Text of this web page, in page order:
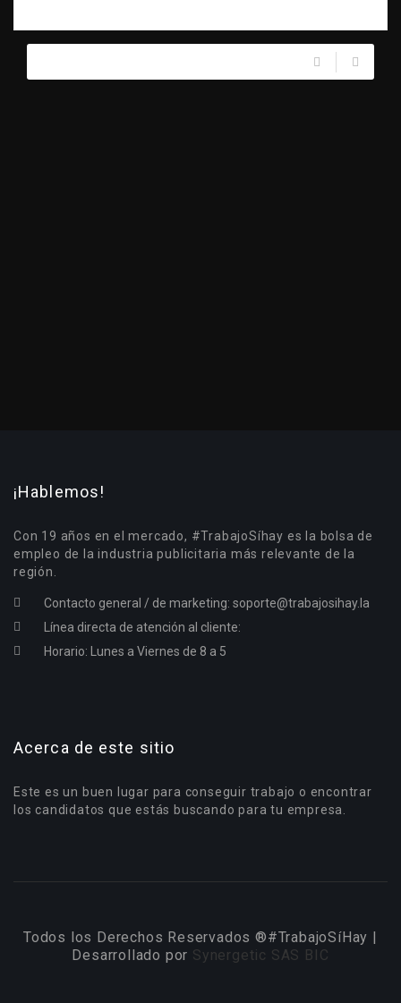
¡Hablemos!
Con 19 años en el mercado, #TrabajoSíhay es la bolsa de
empleo de la industria publicitaria más relevante de la
región.
Contacto general / de marketing: soporte@trabajosihay.la
Línea directa de atención al cliente:
Horario: Lunes a Viernes de 8 a 5
Acerca de este sitio
Este es un buen lugar para conseguir trabajo o encontrar
los candidatos que estás buscando para tu empresa.
Todos los Derechos Reservados ®#TrabajoSíHay |
Desarrollado por Synergetic SAS BIC